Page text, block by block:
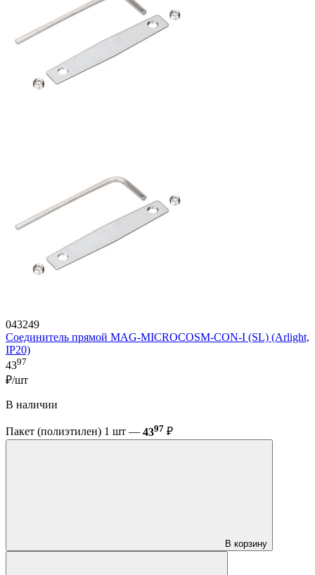
043249
Соединитель прямой MAG-MICROCOSM-CON-I (SL) (Arlight,
IP20)
4397
₽/шт
В наличии
Пакет (полиэтилен) 1 шт — 4397 ₽
В корзину